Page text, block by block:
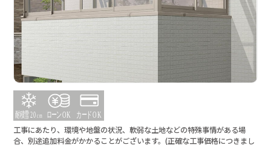
工事にあたり、環境や地盤の状況、軟弱な土地などの特殊事情がある場
合、別途追加料金がかかることがございます。(正確な工事価格につきまし